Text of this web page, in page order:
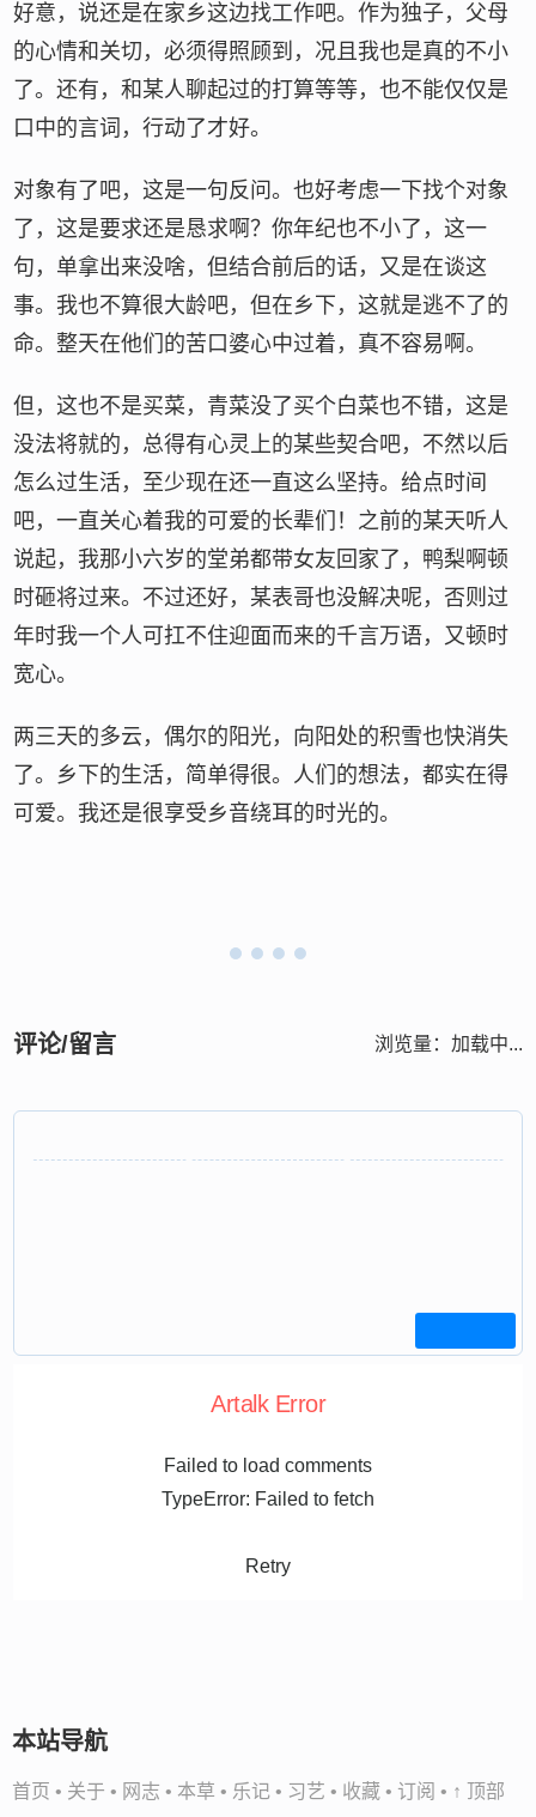
好意，说还是在家乡这边找工作吧。作为独子，父母
的心情和关切，必须得照顾到，况且我也是真的不小
了。还有，和某人聊起过的打算等等，也不能仅仅是
口中的言词，行动了才好。
对象有了吧，这是一句反问。也好考虑一下找个对象
了，这是要求还是恳求啊？你年纪也不小了，这一
句，单拿出来没啥，但结合前后的话，又是在谈这
事。我也不算很大龄吧，但在乡下，这就是逃不了的
命。整天在他们的苦口婆心中过着，真不容易啊。
但，这也不是买菜，青菜没了买个白菜也不错，这是
没法将就的，总得有心灵上的某些契合吧，不然以后
怎么过生活，至少现在还一直这么坚持。给点时间
吧，一直关心着我的可爱的长辈们！之前的某天听人
说起，我那小六岁的堂弟都带女友回家了，鸭梨啊顿
时砸将过来。不过还好，某表哥也没解决呢，否则过
年时我一个人可扛不住迎面而来的千言万语，又顿时
宽心。
两三天的多云，偶尔的阳光，向阳处的积雪也快消失
了。乡下的生活，简单得很。人们的想法，都实在得
可爱。我还是很享受乡音绕耳的时光的。
评论/留言 浏览量： 加载中...
Artalk Error
Failed to load comments
TypeError: Failed to fetch
Retry
本站导航
首页 • 关于 • 网志 • 本草 • 乐记 • 习艺 • 收藏 • 订阅 • ↑ 顶部